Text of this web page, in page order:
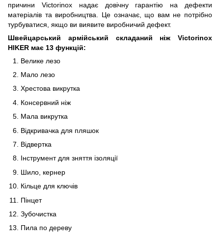
причини Victorinox надає довічну гарантію на дефекти
матеріалів та виробництва. Це означає, що вам не потрібно
турбуватися, якщо ви виявите виробничий дефект.
Швейцарський армійський складаний ніж Victorinox
HIKER має 13 функцій:
Велике лезо
Мало лезо
Хрестова викрутка
Консервний ніж
Мала викрутка
Відкривачка для пляшок
Відвертка
Інструмент для зняття ізоляції
Шило, кернер
Кільце для ключів
Пінцет
Зубочистка
Пила по дереву